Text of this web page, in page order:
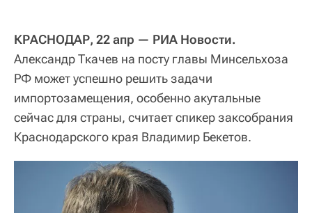
КРАСНОДАР, 22 апр — РИА Новости.
Александр Ткачев на посту главы Минсельхоза
РФ может успешно решить задачи
импортозамещения, особенно акутальные
сейчас для страны, считает спикер заксобрания
Краснодарского края Владимир Бекетов.